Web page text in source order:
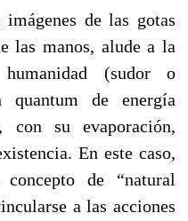
de las gotas
las manos, alude a la
(sudor o
de energía
con su evaporación,
En este caso,
de “natural
a las acciones